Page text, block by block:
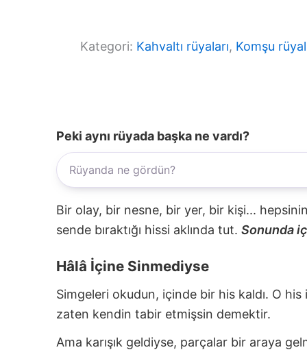
Kategori: Kahvaltı rüyaları, Komşu
Peki aynı rüyada başka ne vardı?
Bir olay, bir nesne, bir yer, bir kişi...
sende bıraktığı hissi aklında tut. Sonunda
Hâlâ İçine Sinmediyse
Simgeleri okudun, içinde bir his kaldı. O
zaten kendin tabir etmişsin demektir.
Ama karışık geldiyse, parçalar bir araya